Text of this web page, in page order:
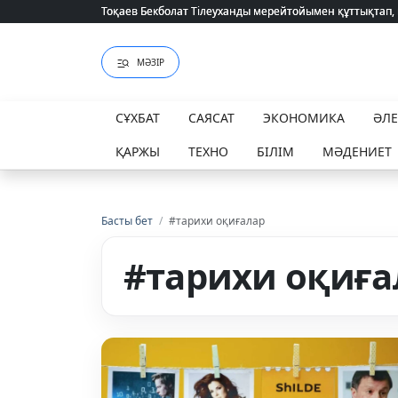
Тоқаев Бекболат Тілеуханды мерейтойымен
Тоқаев Бекболат Тілеуханды мерейтойымен
МӘЗІР
СҰХБАТ САЯСАТ ЭКОНОМИКА
ҚАРЖЫ
ТЕХНО БІЛІМ МӘДЕНИЕТ
Басты бет / #тарихи оқиғалар
#тарихи